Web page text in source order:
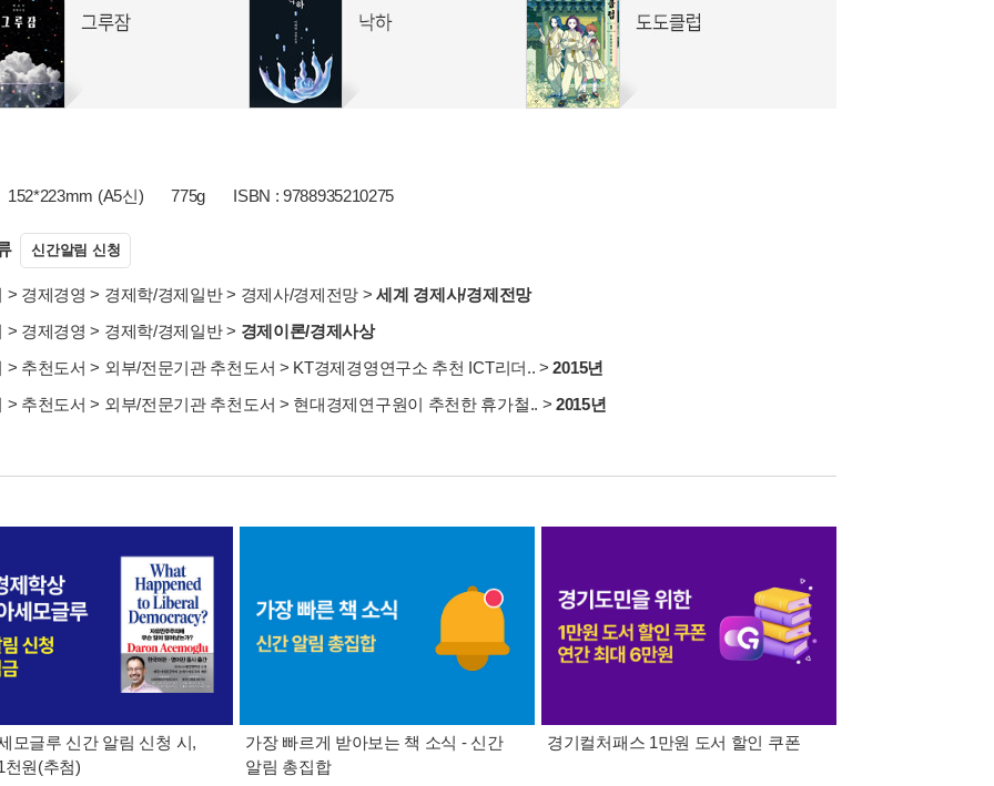
152*223mm (A5신) 775g ISBN : 9788935210275
신간알림 신청
> 경제경영 > 경제학/경제일반> 경제사/경제전망 >세계 경제사/경제전망
> 경제경영 > 경제학/경제일반> 경제이론/경제사상
> 추천도서 > 외부/전문기관 추천도서 > KT경제경영연구소 추천 ICT리더.. >2015년
> 추천도서 > 외부/전문기관 추천도서 > 현대경제연구원이 추천한 휴가철.. >2015년
모글루 신간 알림 신청 시,
천원(추첨)
가장 빠르게 받아보는 책 소식 - 신간
알림 총집합
경기컬처패스 1만원 도서 할인 쿠폰